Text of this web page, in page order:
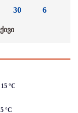
30 6
15 °C
5 °C